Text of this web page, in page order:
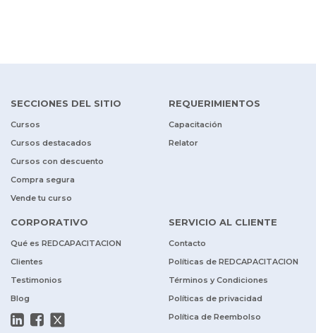
SECCIONES DEL SITIO
Cursos
Cursos destacados
Cursos con descuento
Compra segura
Vende tu curso
REQUERIMIENTOS
Capacitación
Relator
CORPORATIVO
Qué es REDCAPACITACION
Clientes
Testimonios
Blog
SERVICIO AL CLIENTE
Contacto
Políticas de REDCAPACITACION
Términos y Condiciones
Políticas de privacidad
Política de Reembolso